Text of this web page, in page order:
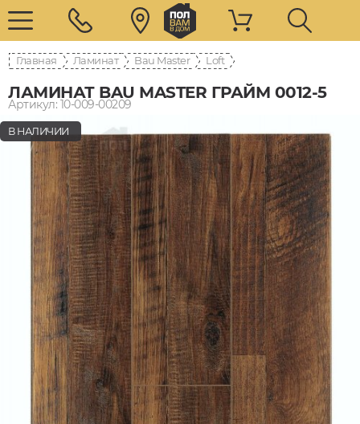
Главная Ламинат Bau Master Loft
ЛАМИНАТ BAU MASTER ГРАЙМ 0012-5
Артикул: 10-009-00209
В НАЛИЧИИ